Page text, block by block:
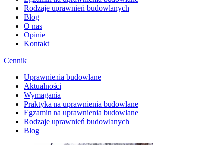
Rodzaje uprawnień budowlanych
Blog
O nas
Opinie
Kontakt
Cennik
Uprawnienia budowlane
Aktualności
Wymagania
Praktyka na uprawnienia budowlane
Egzamin na uprawnienia budowlane
Rodzaje uprawnień budowlanych
Blog